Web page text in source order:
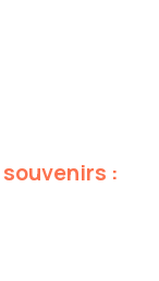
souvenirs :